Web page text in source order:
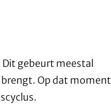
gebeurt meestal
Op dat moment